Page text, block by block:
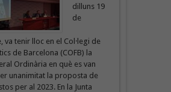
dilluns 19
de
va tenir lloc en el Col·legi de
de Barcelona (COFB) la
Ordinària en què es van
unanimitat la proposta de
per al 2023. En la Junta